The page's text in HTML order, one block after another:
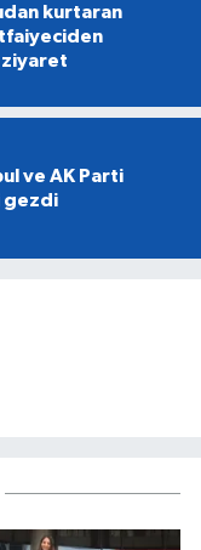
kurtaran
ziyaret
ve AK Parti
gezdi